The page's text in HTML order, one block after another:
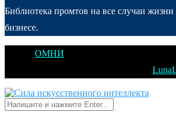
Библиотека промтов на все случаи
бизнесе.
ОМНИ